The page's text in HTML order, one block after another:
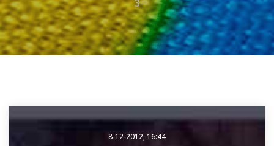
3
8-12-2012, 16:44